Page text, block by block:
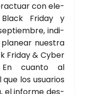
con ele­
Fri­day y
indi­
nues­tra
Fri­day & Cyber
En cuan­to al
los usua­rios